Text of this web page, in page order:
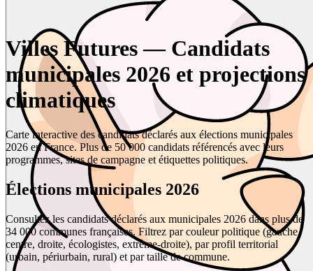
Villes Futures — Candidats
municipales 2026 et projections
climatiques
Carte interactive des candidats déclarés aux élections municipales
2026 en France. Plus de 50 000 candidats référencés avec leurs
programmes, sites de campagne et étiquettes politiques.
Élections municipales 2026
Consultez les candidats déclarés aux municipales 2026 dans plus de
34 000 communes françaises. Filtrez par couleur politique (gauche,
centre, droite, écologistes, extrême-droite), par profil territorial
(urbain, périurbain, rural) et par taille de commune.